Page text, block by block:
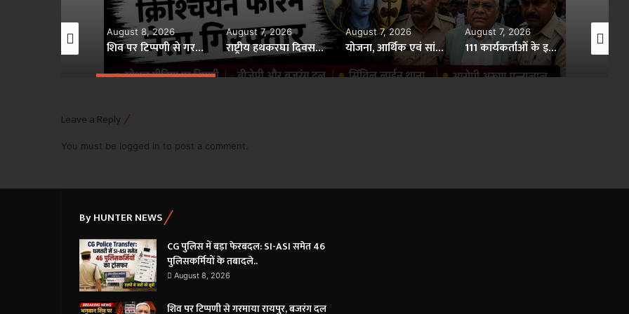
August 8, 2026
शिव पर टिप्पणी से गरमाया रायपुर, बजरंग दल ने किया घेराव; अरुण पन्नालाल गिरफ्तार..
August 7, 2026
राष्ट्रीय हथकरघा दिवस पर बदलते बस्तर की प्रेरक तस्वीर : आत्मसमर्पित महिलाओं ने किया रैंप वॉक..
August 7, 2026
योजना, आर्थिक एवं सांख्यिकी विभाग और आईआईएम रायपुर के बीच एमओयू..
August 7, 2026
111 कार्यकर्ताओं के इस्तीफे के बाद BJP का बड़ा फैसला, शहर मंडल भंग..
August 7,
Leave a Reply
You must be logged in to post a comment.
By HUNTER NEWS
CG पुलिस में बड़ा फेरबदल: SI-ASI समेत 46
पुलिसकर्मियों के तबादले..
August 8, 2026
शिव पर टिप्पणी से गरमाया रायपुर, बजरंग दल